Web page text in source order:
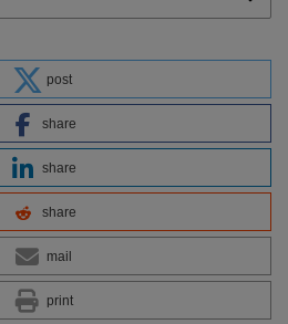
post
share
share
share
mail
print